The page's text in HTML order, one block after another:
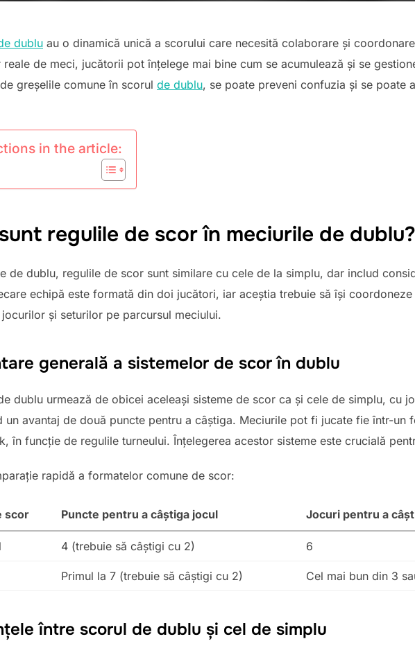
dublu au o dinamică unică a scorului care necesită colaborare și
reale de meci, jucătorii pot înțelege mai bine cum se acumulează și se
greșelile comune în scorul de dublu, se poate preveni confuzia și se poate
in the article:
regulile de scor în meciurile de dublu?
de dublu, regulile de scor sunt similare cu cele de la simplu, dar includ
echipă este formată din doi jucători, iar aceștia trebuie să își
și seturilor pe parcursul meciului.
generală a sistemelor de scor în dublu
dublu urmează de obicei aceleași sisteme de scor ca și cele de simplu, cu
un avantaj de două puncte pentru a câștiga. Meciurile pot fi jucate fie într-
în funcție de regulile turneului. Înțelegerea acestor sisteme este crucială
rapidă a formatelor comune de scor:
scor Puncte pentru a câștiga jocul Jocuri pentru a
4 (trebuie să câștigi cu 2) 6
Primul la 7 (trebuie să câștigi cu 2) Cel mai bun din 3
între scorul de dublu și cel de simplu